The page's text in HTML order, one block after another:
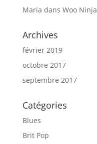
Maria dans Woo Ninja
Archives
février 2019
octobre 2017
septembre 2017
Catégories
Blues
Brit Pop